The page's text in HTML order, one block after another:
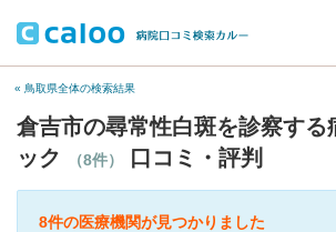
« 鳥取県全体の検索結果
倉吉市の尋常性白斑を診察する
ック
（8件） 口コミ・評判
8件の医療機関が見つかりました